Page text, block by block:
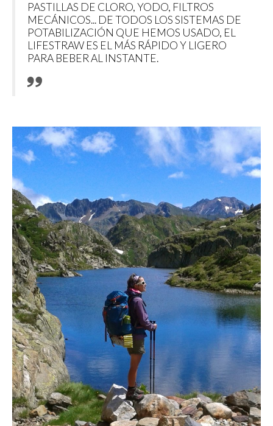
PASTILLAS DE CLORO, YODO, FILTROS
MECÁNICOS... DE TODOS LOS SISTEMAS DE
POTABILIZACIÓN QUE HEMOS USADO, EL
LIFESTRAW ES EL MÁS RÁPIDO Y LIGERO
PARA BEBER AL INSTANTE.